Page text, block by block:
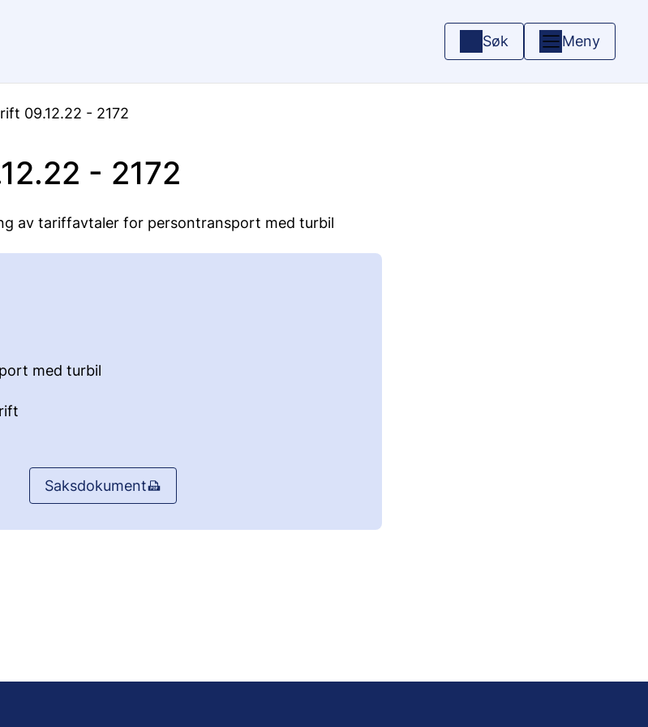
Søk Meny
09.12.22 - 2172
- 2172
av tariffavtaler for persontransport med turbil
med turbil
Saksdokument